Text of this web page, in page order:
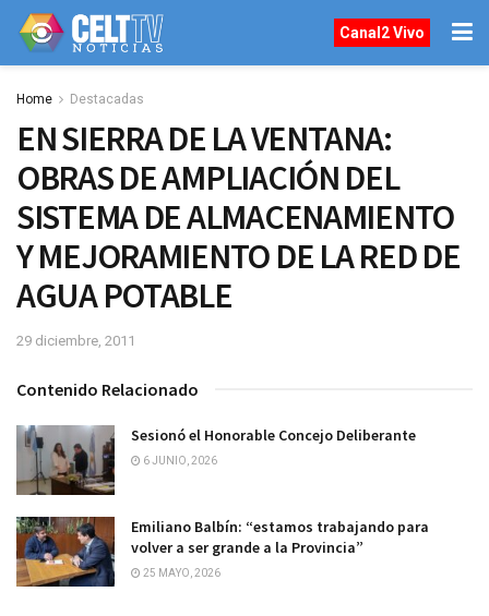
Canal2 Vivo
Home Destacadas
EN SIERRA DE LA VENTANA:
OBRAS DE AMPLIACIÓN DEL
SISTEMA DE ALMACENAMIENTO
Y MEJORAMIENTO DE LA RED DE
AGUA POTABLE
29 diciembre, 2011
Contenido Relacionado
Sesionó el Honorable Concejo Deliberante
6 JUNIO, 2026
Emiliano Balbín: “estamos trabajando para
volver a ser grande a la Provincia”
25 MAYO, 2026